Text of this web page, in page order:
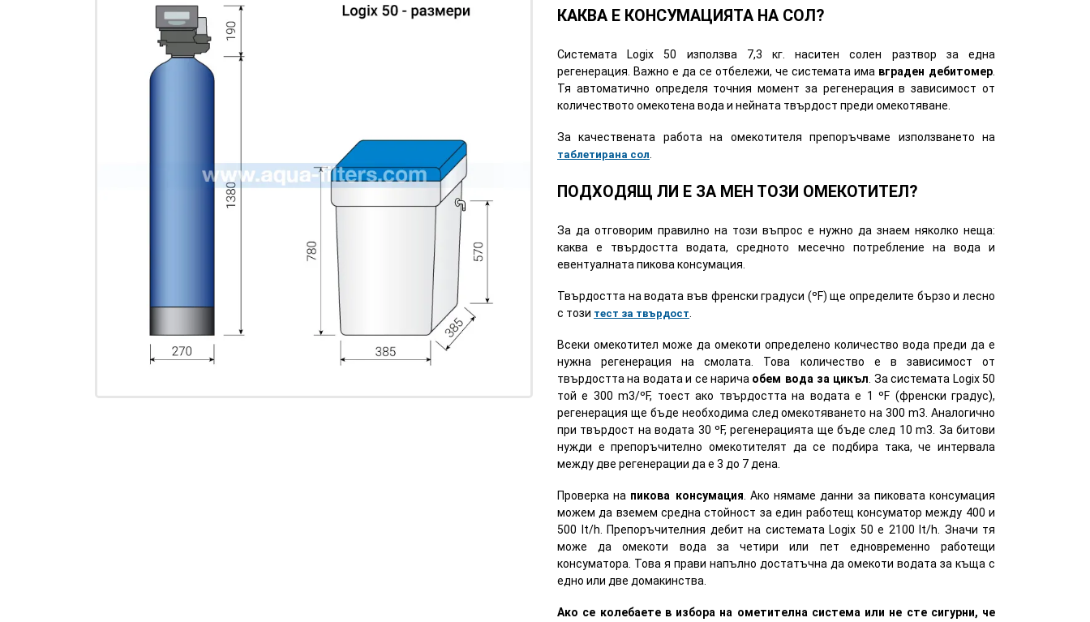
КАКВА Е КОНСУМАЦИЯТА НА СОЛ?
Системата Logix 50 използва 7,3 кг. наситен солен разтвор за една
регенерация. Важно е да се отбележи, че системата има вграден дебитомер
Тя автоматично определя точния момент за регенерация в зависимост от
количеството омекотена вода и нейната твърдост преди омекотяване.
За качествената работа на омекотителя препоръчваме използването на
таблетирана сол
ПОДХОДЯЩ ЛИ Е ЗА МЕН ТОЗИ ОМЕКОТИТЕЛ?
За да отговорим правилно на този въпрос е нужно да знаем няколко неща:
каква е твърдостта водата, средното месечно потребление на вода и
евентуалната пикова консумация.
Твърдостта на водата във френски градуси (ºF) ще определите бързо и лесно
с този тест за твърдост
Всеки омекотител може да омекоти определено количество вода преди да е
нужна регенерация на смолата. Това количество е в зависимост от
твърдостта на водата и се нарича обем вода за цикъл . За системата Logix 50
той е 300 m3/ºF, тоест ако твърдостта на водата е 1 ºF (френски градус),
регенерация ще бъде необходима след омекотяването на 300 m3. Аналогично
при твърдост на водата 30 ºF, регенерацията ще бъде след 10 m3. За битови
нужди е препоръчително омекотителят да се подбира така, че интервала
между две регенерации да е 3 до 7 дена.
Проверка на пикова консумация . Ако нямаме данни за пиковата консумация
можем да вземем средна стойност за един работещ консуматор между 400 и
500 lt/h. Препоръчителния дебит на системата Logix 50 е 2100 lt/h. Значи тя
може да омекоти вода за четири или пет едновременно работещи
консуматора. Това я прави напълно достатъчна да омекоти водата за къща с
едно или две домакинства.
Ако се колебаете в избора на ометителна система или не сте сигурни, че